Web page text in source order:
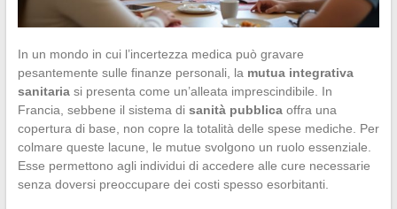
In un mondo in cui l’incertezza medica può gravare
pesantemente sulle finanze personali, la mutua integrativa
sanitariasi presenta come un’alleata imprescindibile. In
Francia, sebbene il sistema di sanità pubblicaoffra una
copertura di base, non copre la totalità delle spese mediche. Per
colmare queste lacune, le mutue svolgono un ruolo essenziale.
Esse permettono agli individui di accedere alle cure necessarie
senza doversi preoccupare dei costi spesso esorbitanti.